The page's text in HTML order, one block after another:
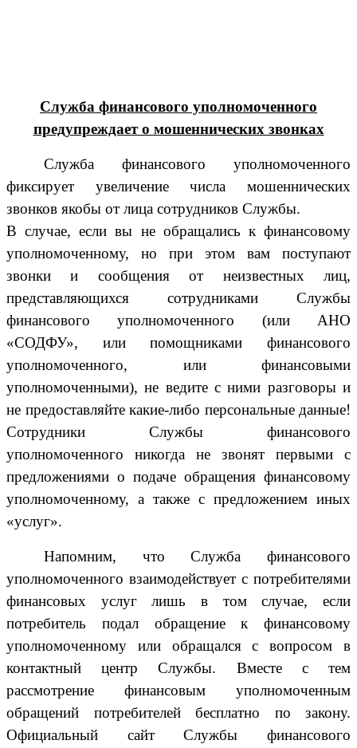
Служба финансового уполномоченного
предупреждает о мошеннических звонках
Служба финансового уполномоченного
фиксирует увеличение числа мошеннических
звонков якобы от лица сотрудников Службы.
В случае, если вы не обращались к финансовому
уполномоченному, но при этом вам поступают
звонки и сообщения от неизвестных лиц,
представляющихся сотрудниками Службы
финансового уполномоченного (или АНО
«СОДФУ», или помощниками финансового
уполномоченного, или финансовыми
уполномоченными), не ведите с ними разговоры и
не предоставляйте какие-либо персональные данные!
Сотрудники Службы финансового
уполномоченного никогда не звонят первыми с
предложениями о подаче обращения финансовому
уполномоченному, а также с предложением иных
«услуг».
Напомним, что Служба финансового
уполномоченного взаимодействует с потребителями
финансовых услуг лишь в том случае, если
потребитель подал обращение к финансовому
уполномоченному или обращался с вопросом в
контактный центр Службы. Вместе с тем
рассмотрение финансовым уполномоченным
обращений потребителей бесплатно по закону.
Официальный сайт Службы финансового